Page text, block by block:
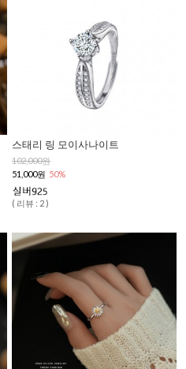
스태리 링 모이사나이트
102,000원
51,000원 50%
( 리뷰 : 2 )